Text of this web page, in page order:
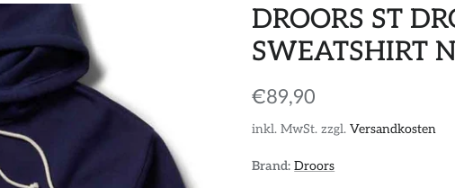
DROORS ST
SWEATSHIRT
€89,90
inkl. MwSt. zzgl.Versandkosten
Brand: Droors